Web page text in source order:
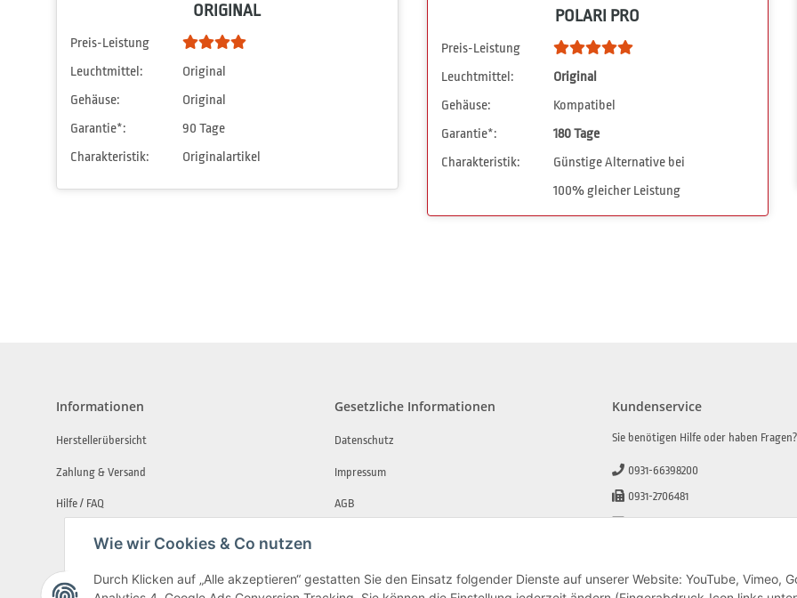
Wie wir Cookies & Co nutzen
Durch Klicken auf „Alle akzeptieren“ gestatten Sie den Einsatz folgender Dienste auf unserer Website: YouTube, Vimeo,
ORIGINAL
Preis-Leistung
Leuchtmittel:
Original
Gehäuse:
Original
Garantie*:
90 Tage
Charakteristik:
Originalartikel
POLARI PRO
Preis-Leistung
Leuchtmittel:
Original
Gehäuse:
Kompatibel
Garantie*:
180 Tage
Charakteristik:
Günstige Alternative bei
100% gleicher Leistung
Informationen
Herstellerübersicht
Zahlung & Versand
Hilfe / FAQ
Gesetzliche Informationen
Datenschutz
Impressum
AGB
Kundenservice
Sie benötigen Hilfe oder haben Fragen?
0931-66398200
0931-2706481
info@beamerlampe-guenstiger.de